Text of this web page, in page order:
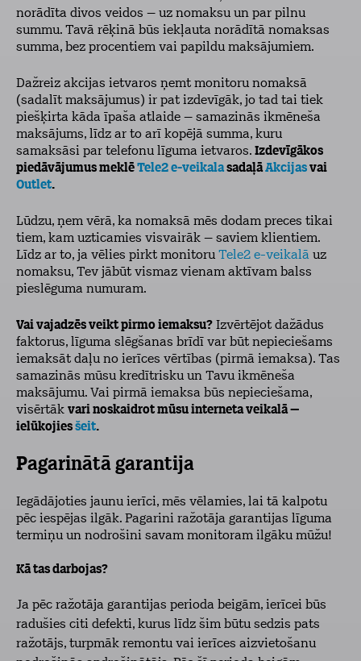
norādīta divos veidos – uz nomaksu un par pilnu
summu. Tavā rēķinā būs iekļauta norādītā nomaksas
summa, bez procentiem vai papildu maksājumiem.
Dažreiz akcijas ietvaros ņemt monitoru nomaksā
(sadalīt maksājumus) ir pat izdevīgāk, jo tad tai tiek
piešķirta kāda īpaša atlaide – samazinās ikmēneša
maksājums, līdz ar to arī kopējā summa, kuru
samaksāsi par telefonu līguma ietvaros. Izdevīgākos
piedāvājumus meklēTele2 e-veikalasadaļāAkcijasvai
Outlet.
Lūdzu, ņem vērā, ka nomaksā mēs dodam preces tikai
tiem, kam uzticamies visvairāk – saviem klientiem.
Līdz ar to, ja vēlies pirkt monitoru Tele2 e-veikalā uz
nomaksu, Tev jābūt vismaz vienam aktīvam balss
pieslēguma numuram.
Vai vajadzēs veikt pirmo iemaksu? Izvērtējot dažādus
faktorus, līguma slēgšanas brīdī var būt nepieciešams
iemaksāt daļu no ierīces vērtības (pirmā iemaksa). Tas
samazinās mūsu kredītrisku un Tavu ikmēneša
maksājumu. Vai pirmā iemaksa būs nepieciešama,
visērtāk vari noskaidrot mūsu interneta veikalā –
ielūkojiesšeit.
Pagarinātā garantija
Iegādājoties jaunu ierīci, mēs vēlamies, lai tā kalpotu
pēc iespējas ilgāk. Pagarini ražotāja garantijas līguma
termiņu un nodrošini savam monitoram ilgāku mūžu!
Kā tas darbojas?
Ja pēc ražotāja garantijas perioda beigām, ierīcei būs
radušies citi defekti, kurus līdz šim būtu sedzis pats
ražotājs, turpmāk remontu vai ierīces aizvietošanu